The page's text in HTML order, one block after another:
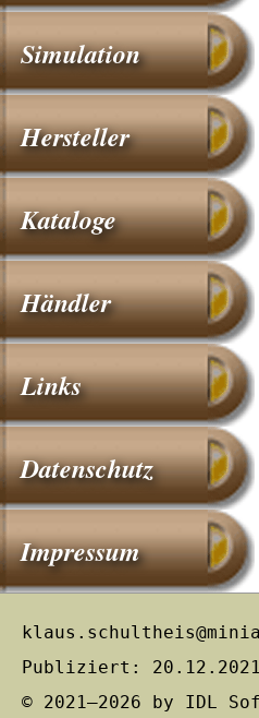
Simulation
Hersteller
Kataloge
Händler
Links
Datenschutz
Impressum
Publiziert:
© 2021–2026 by IDL